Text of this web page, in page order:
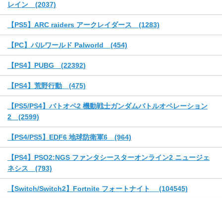
レイン (2037)
【PS5】ARC raiders アークレイダース (1283)
【PC】パルワールド Palworld (454)
【PS4】PUBG (22392)
【PS4】荒野行動 (475)
【PS5/PS4】バトオペ2 機動戦士ガンダムバトルオペレーション
2 (2599)
【PS4/PS5】EDF6 地球防衛軍6 (964)
【PS4】PSO2:NGS ファンタシースターオンライン2 ニュージェ
ネシス (793)
【Switch/Switch2】Fortnite フォートナイト (104545)